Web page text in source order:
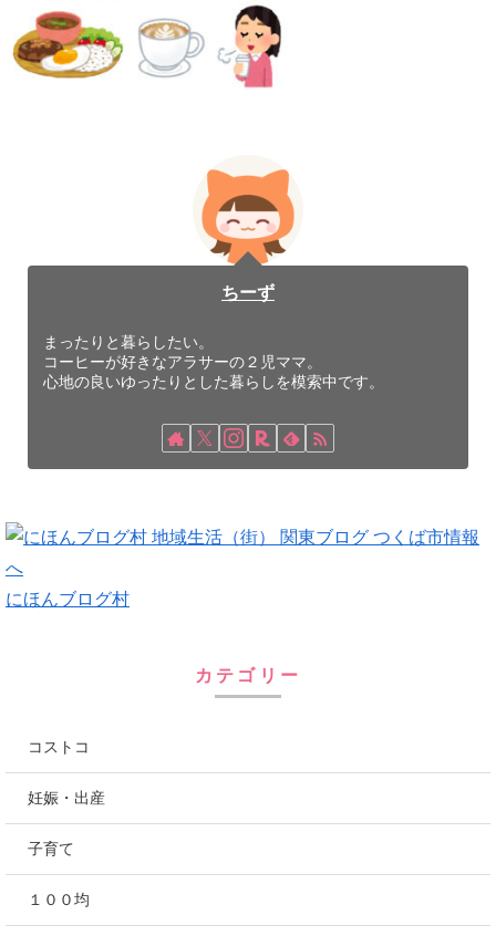
ちーず
まったりと暮らしたい。
コーヒーが好きなアラサーの２児ママ。
心地の良いゆったりとした暮らしを模索中です。
にほんブログ村
カテゴリー
コストコ
妊娠・出産
子育て
１００均